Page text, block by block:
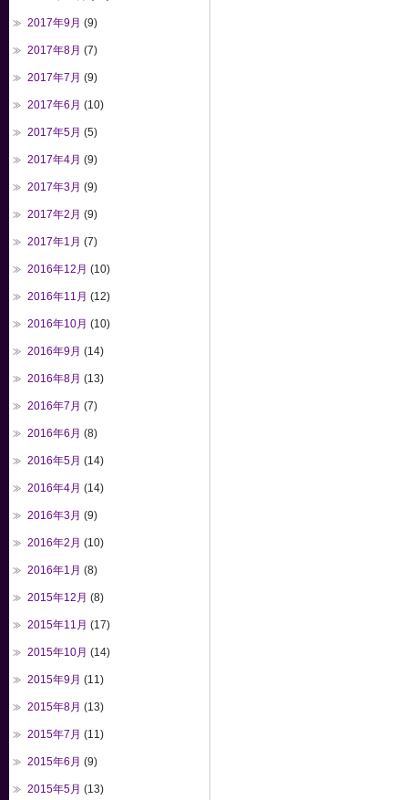
2017年9月 (9)
2017年8月 (7)
2017年7月 (9)
2017年6月 (10)
2017年5月 (5)
2017年4月 (9)
2017年3月 (9)
2017年2月 (9)
2017年1月 (7)
2016年12月 (10)
2016年11月 (12)
2016年10月 (10)
2016年9月 (14)
2016年8月 (13)
2016年7月 (7)
2016年6月 (8)
2016年5月 (14)
2016年4月 (14)
2016年3月 (9)
2016年2月 (10)
2016年1月 (8)
2015年12月 (8)
2015年11月 (17)
2015年10月 (14)
2015年9月 (11)
2015年8月 (13)
2015年7月 (11)
2015年6月 (9)
2015年5月 (13)